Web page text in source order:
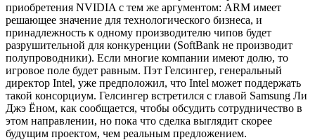
приобретения NVIDIA с тем же аргументом: ARM имеет
решающее значение для технологического бизнеса, и
принадлежность к одному производителю чипов будет
разрушительной для конкуренции (SoftBank не производит
полупроводники). Если многие компании имеют долю, то
игровое поле будет равным. Пэт Гелсингер, генеральный
директор Intel, уже предположил, что Intel может поддержать
такой консорциум. Гелсингер встретился с главой Samsung Ли
Джэ Ёном, как сообщается, чтобы обсудить сотрудничество в
этом направлении, но пока что сделка выглядит скорее
будущим проектом, чем реальным предложением.